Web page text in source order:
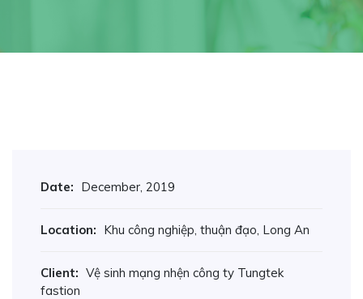
Date: December, 2019
Location: Khu công nghiệp, thuận đạo, Long An
Client: Vệ sinh mạng nhện công ty Tungtek
fastion